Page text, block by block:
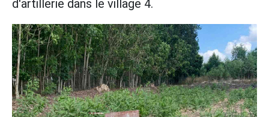
d'artillerie dans le village 4.